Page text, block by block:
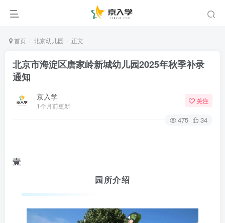
首页 北京幼儿园 正文
北京市海淀区唐家岭新城幼儿园2025年秋季补录
通知
京入学
1个月前更新
关注
475 34
壹
园所介绍